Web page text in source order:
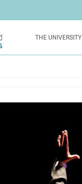
THE UNIVERSITY